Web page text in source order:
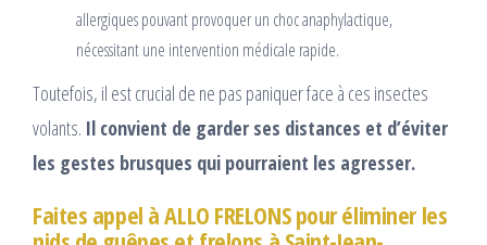
allergiques pouvant provoquer un choc anaphylactique,
nécessitant une intervention médicale rapide.
Toutefois, il est crucial de ne pas paniquer face à ces insectes
volants. Il convient de garder ses distances et d’éviter
les gestes brusques qui pourraient les agresser.
Faites appel à ALLO FRELONS pour éliminer les